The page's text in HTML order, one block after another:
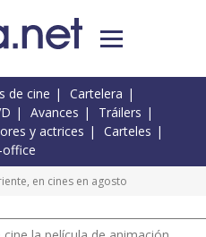
de cine
Cartelera
Avances
Tráilers
y actrices
Carteles
en cines en agosto